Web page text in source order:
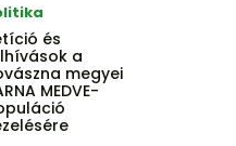
és
a
megyei
MEDVE-